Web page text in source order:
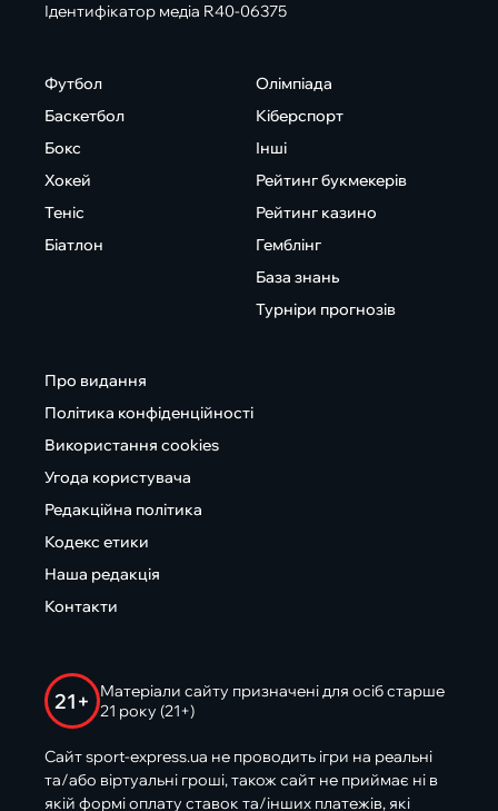
Ідентифікатор медіа R40-06375
Футбол
Баскетбол
Бокс
Хокей
Теніс
Біатлон
Олімпіада
Кіберспорт
Інші
Рейтинг букмекерів
Рейтинг казино
Гемблінг
База знань
Турніри прогнозів
Про видання
Політика конфіденційності
Використання cookies
Угода користувача
Редакційна політика
Кодекс етики
Наша редакція
Контакти
21+
Матеріали сайту призначені для осіб старше
21 року (21+)
Сайт sport-express.ua не проводить ігри на реальні
та/або віртуальні гроші, також сайт не приймає ні в
якій формі оплату ставок та/інших платежів, які